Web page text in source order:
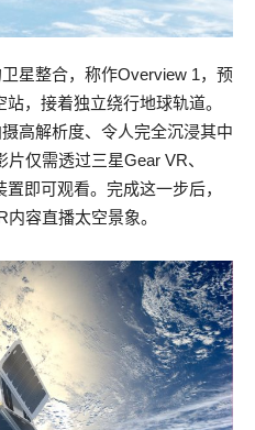
星整合，称作Overview 1，预
，接着独立绕行地球轨道。
高解析度、令人完全沉浸其中
仅需透过三星Gear VR、
即可观看。完成这一步后，
容直播太空景象。